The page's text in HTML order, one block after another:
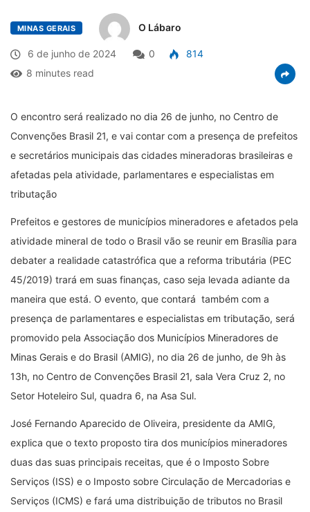
MINAS GERAIS O Lábaro
6 de junho de 2024 0
814
8 minutes read
O encontro será realizado no dia 26 de junho, no Centro de
Convenções Brasil 21, e vai contar com a presença de prefeitos
e secretários municipais das cidades mineradoras brasileiras e
afetadas pela atividade, parlamentares e especialistas em
tributação
Prefeitos e gestores de municípios mineradores e afetados pela
atividade mineral de todo o Brasil vão se reunir em Brasília para
debater a realidade catastrófica que a reforma tributária (PEC
45/2019) trará em suas finanças, caso seja levada adiante da
maneira que está. O evento, que contará também com a
presença de parlamentares e especialistas em tributação, será
promovido pela Associação dos Municípios Mineradores de
Minas Gerais e do Brasil (AMIG), no dia 26 de junho, de 9h às
13h, no Centro de Convenções Brasil 21, sala Vera Cruz 2, no
Setor Hoteleiro Sul, quadra 6, na Asa Sul.
José Fernando Aparecido de Oliveira, presidente da AMIG,
explica que o texto proposto tira dos municípios mineradores
duas das suas principais receitas, que é o Imposto Sobre
Serviços (ISS) e o Imposto sobre Circulação de Mercadorias e
Serviços (ICMS) e fará uma distribuição de tributos no Brasil